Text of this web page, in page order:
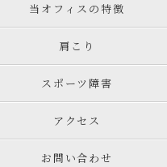
当オフィスの特徴
肩こり
スポーツ障害
アクセス
お問い合わせ